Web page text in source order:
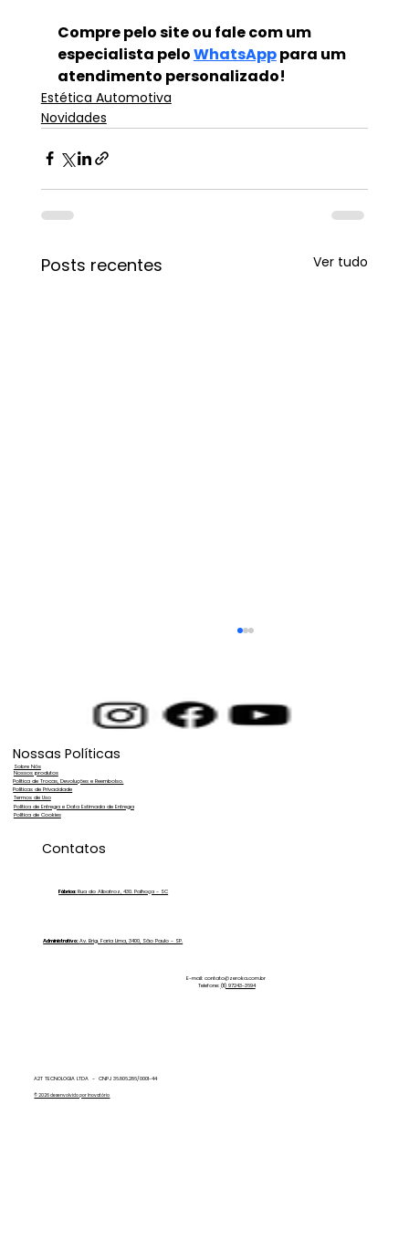
Compre pelo site ou fale com um
especialista pelo WhatsApp para um
atendimento personalizado!
Estética Automotiva
Novidades
Posts recentes Ver tudo
Purificador de Água para Aplicação
A2T TECNOLOGIA LTDA - CNPJ 36.806.286/0001-44
© 2026 desenvolvido por Inovatório
Nossas Políticas
Nossos produtos
Sobre Nós
Política de Trocas, Devoluções e Reembolso.
Políticas de Privacidade
Política de Entrega e Data Estimada de Entrega
Política de Cookies
Termos de Uso
Contatos
Fábrica:Rua do Albatroz, 430. Palhoça - SC
Administrativo:Av. Brig. Faria Lima, 3400, São Paulo - SP.
E-mail:contato@zeroka.com.br
Telefone: (11) 97243-3694